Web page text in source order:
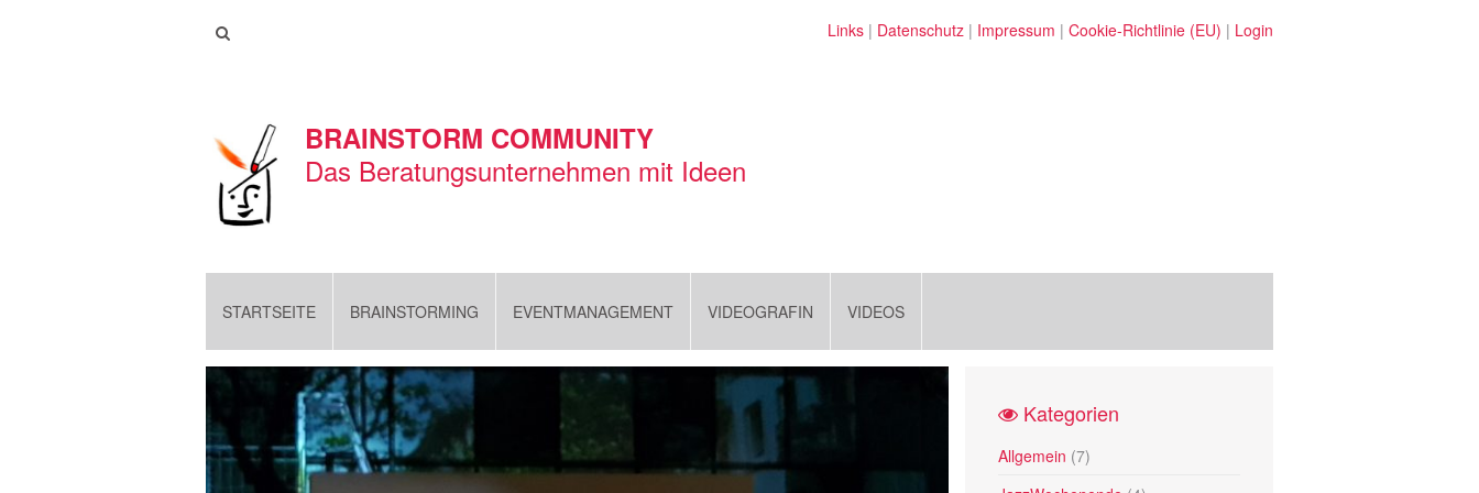
Links | Datenschutz | Impressum | Cookie-Richtlinie (EU) | Login
BRAINSTORM COMMUNITY
Das Beratungsunternehmen mit Ideen
STARTSEITE BRAINSTORMING EVENTMANAGEMENT VIDEOGRAFIN VIDEOS
Kategorien
Allgemein (7)